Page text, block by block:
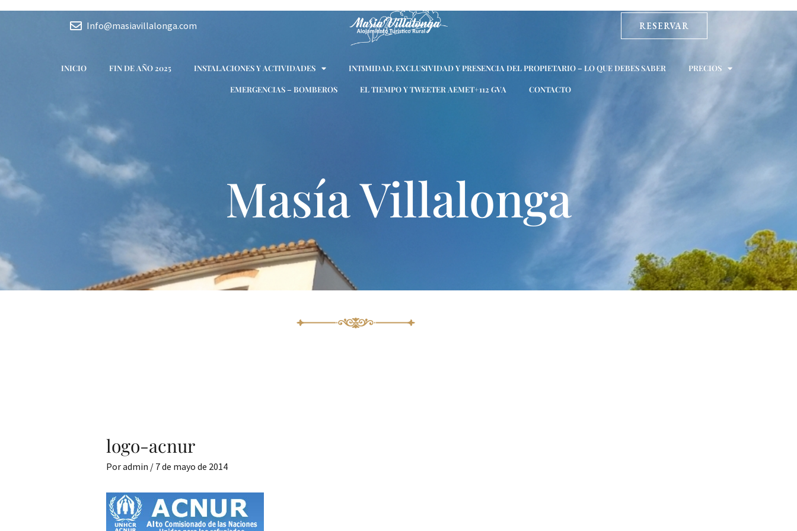
Ir
Info@masiavillalonga.com RESERVAR
INICIO FIN DE AÑO 2025 INSTALACIONES Y ACTIVIDADES INTIMIDAD, EXCLUSIVIDAD Y PRESENCIA DEL PROPIETARIO – LO QUE DEBES SABER PRECIOS
EMERGENCIAS – BOMBEROS EL TIEMPO Y TWEETER AEMET+112 GVA CONTACTO
Masía Villalonga
logo-acnur
Poradmin / 7 de mayo de 2014
Navegación